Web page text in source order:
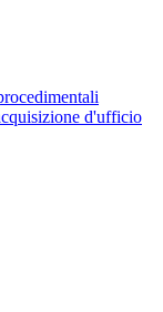
d'ufficio